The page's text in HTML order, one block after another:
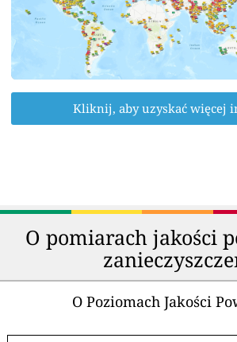
Kliknij, aby uzyskać więcej
O pomiarach jakości
O Poziomach Jakości